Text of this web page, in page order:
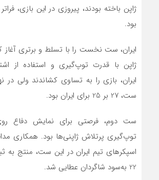
ژاپن باخته بودند، پیروزی در این بازی،
بود.
ایران، ست نخست را با تسلط و برتری آغاز
ژاپن با قدرت توپ‌گیری و استفاده از
ایران، بازی را به تساوی کشاندند ولی در
ست، 27 بر 25 برای ایران بود.
ست دوم، فرصتی برای نمایش دفاع
توپ‌گیری پرتلاش ژاپنی‌ها بود. همکاری
22 به‌سود شاگردان عطایی شد.